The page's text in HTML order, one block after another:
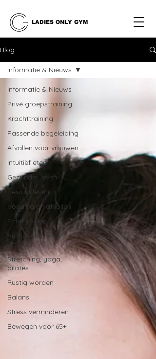
LADIES ONLY GYM
Blog
Informatie & Nieuws
Privé groepstraining
Krachttraining
Passende begeleiding
Afvallen voor vrouwen
Intuitiëf eten
Gezonder leven
Bewust leven
Voeding en afvallen
Fitter voelen
Kickboksen voor
vrouwen
Stretching, yoga,
pilates
Rustig worden
Balans
Stress verminderen
Bewegen voor 65+
Informatie & Nieuws